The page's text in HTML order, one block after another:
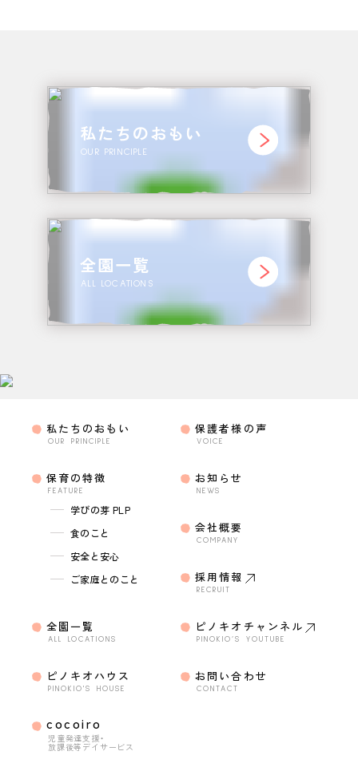
私たちのおもい
OUR PRINCIPLE
全園一覧
ALL LOCATIONS
私たちのおもい
OUR PRINCIPLE
保育の特徴
FEATURE
学びの芽 PLP
食のこと
安全と安心
ご家庭とのこと
全園一覧
ALL LOCATIONS
ピノキオハウス
PINOKIO'S HOUSE
cocoiro
児童発達支援・
放課後等デイサービス
保護者様の声
VOICE
お知らせ
NEWS
会社概要
COMPANY
採用情報
RECRUIT
ピノキオチャンネル
PINOKIO’S YOUTUBE
お問い合わせ
CONTACT